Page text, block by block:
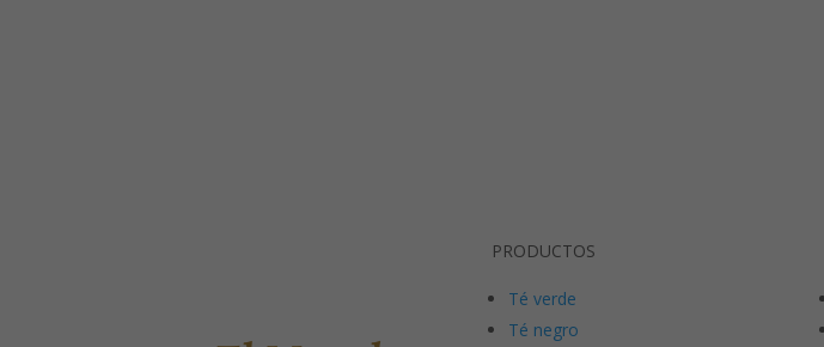
PRODUCTOS
Té verde
Té negro